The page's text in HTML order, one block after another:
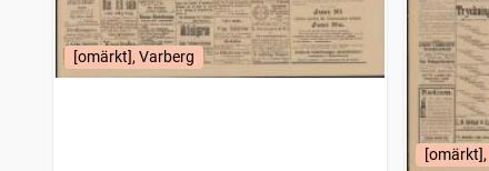
[omärkt], Varberg